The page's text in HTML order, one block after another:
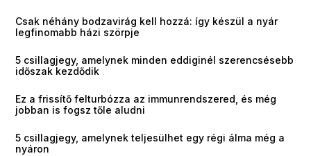
Csak néhány bodzavirág kell hozzá: így készül a nyár
legfinomabb házi szörpje
5 csillagjegy, amelynek minden eddiginél szerencsésebb
időszak kezdődik
Ez a frissítő felturbózza az immunrendszered, és még
jobban is fogsz tőle aludni
5 csillagjegy, amelynek teljesülhet egy régi álma még a
nyáron